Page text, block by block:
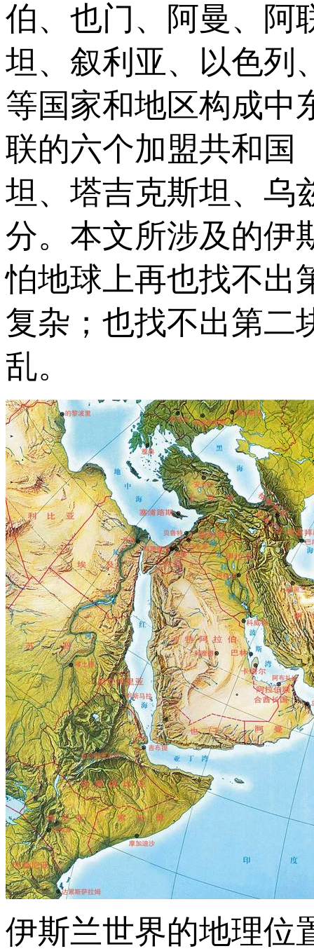
伯、也门、阿曼、阿
坦、叙利亚、以色列
等国家和地区构成中
联的六个加盟共和国
坦、塔吉克斯坦、乌
分。本文所涉及的伊
怕地球上再也找不出
复杂；也找不出第二
乱。
伊斯兰世界的地理位